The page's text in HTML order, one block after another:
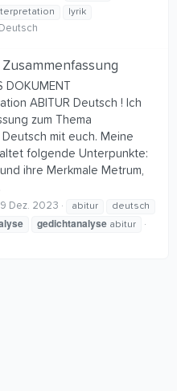
lyrik
Deutsch
DOKUMENT
ABITUR Deutsch ! Ich
zum Thema
mit euch. Meine
folgende Unterpunkte:
ihre Merkmale Metrum,
9 Dez. 2023 abitur
deutsch
gedichtanalyse abitur